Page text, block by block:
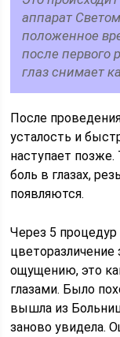
аппарат
положенное
после первого
глаз снимает
После
усталость и
наступает позже.
боль в глазах,
появляются.
Через 5
ощущению, это
глазами. Было
вышла из
заново увидела.